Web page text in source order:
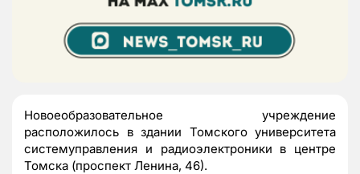
Новоеобразовательное учреждение
расположилось в здании Томского университета
системуправления и радиоэлектроники в центре
Томска (проспект Ленина, 46).